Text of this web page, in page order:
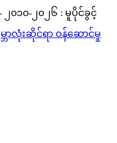
၂၀၁၀-၂၀၂၆ : မူပိုင်ခွင့်
ဘာလုံးဆိုင်ရာ ဝန်ဆောင်မှု